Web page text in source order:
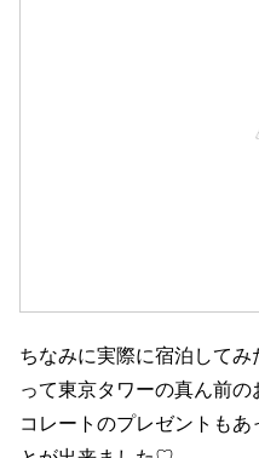
ちなみに実際に宿泊して
って東京タワーの真ん前
コレートのプレゼントも